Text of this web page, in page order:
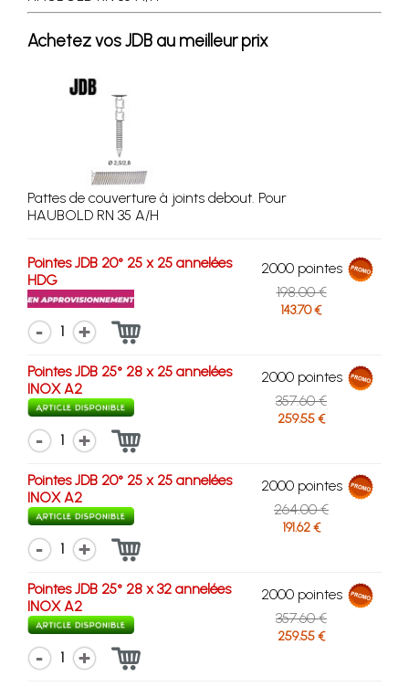
Achetez vos JDB au meilleur prix
Pattes de couverture à joints debout. Pour
HAUBOLD RN 35 A/H
Pointes JDB 20° 25 x 25 annelées
HDG
2000 pointes
198.00 €
143.70 €
1
Pointes JDB 25° 28 x 25 annelées
INOX A2
2000 pointes
357.60 €
259.55 €
1
Pointes JDB 20° 25 x 25 annelées
INOX A2
2000 pointes
264.00 €
191.62 €
1
Pointes JDB 25° 28 x 32 annelées
INOX A2
2000 pointes
357.60 €
259.55 €
1